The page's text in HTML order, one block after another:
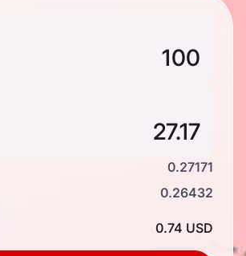
0.27171
0.26432
0.74 USD